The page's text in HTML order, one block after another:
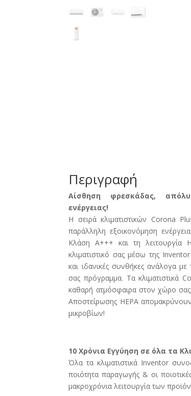
Περιγραφή
Αίσθηση φρεσκάδας,
ενέργειας!
Η σειρά κλιματιστικών Corona
παράλληλη εξοικονόμηση
Κλάση Α+++ και τη λειτουργία
κλιματιστικό σας μέσω της
και ιδανικές συνθήκες ανάλογα με
σας πρόγραμμα. Τα κλιματιστικά
καθαρή ατμόσφαιρα στον χώρο
Αποστείρωσης HEPA
μικροβίων!
10 Χρόνια Εγγύηση σε όλα τα
Όλα τα κλιματιστικά Inventor
ποιότητα παραγωγής & οι
μακροχρόνια λειτουργία των